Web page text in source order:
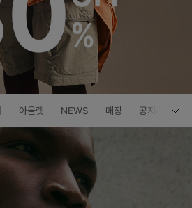
아울렛 NEWS 매장 공지사항